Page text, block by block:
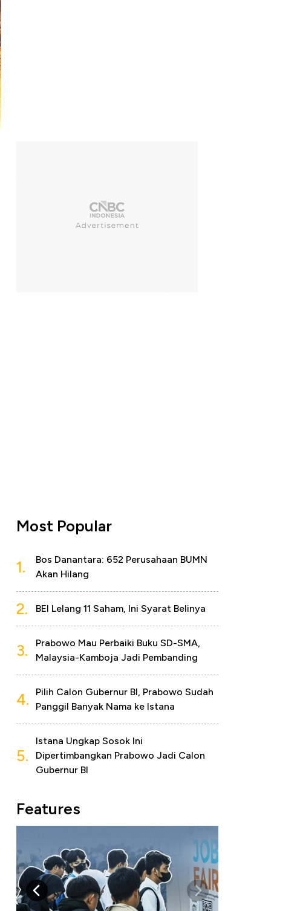
Most Popular
1.
Bos Danantara: 652 Perusahaan BUMN
Akan Hilang
2. BEI Lelang 11 Saham, Ini Syarat Belinya
3.
Prabowo Mau Perbaiki Buku SD-SMA,
Malaysia-Kamboja Jadi Pembanding
4.
Pilih Calon Gubernur BI, Prabowo Sudah
Panggil Banyak Nama ke Istana
5.
Istana Ungkap Sosok Ini
Dipertimbangkan Prabowo Jadi Calon
Gubernur BI
Features